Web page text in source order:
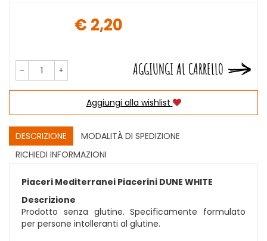
€ 2,20
- + AGGIUNGI AL CARRELLO
Aggiungi alla wishlist
DESCRIZIONE
MODALITÀ DI SPEDIZIONE
RICHIEDI INFORMAZIONI
Piaceri Mediterranei Piacerini DUNE WHITE
Descrizione
Prodotto senza glutine. Specificamente formulato
per persone intolleranti al glutine.